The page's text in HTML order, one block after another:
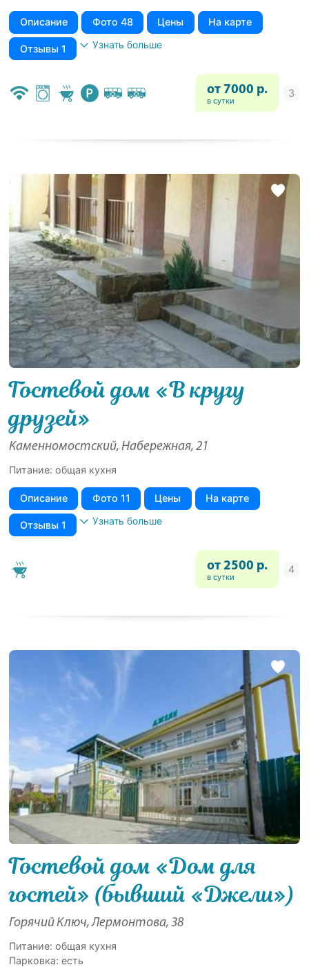
Описание Фото 48 Цены На карте
Отзывы 1 Узнать больше
от 7000 р.
в сутки
Гостевой дом «В кругу
друзей»
Каменномостский, Набережная, 21
Питание: общая кухня
Описание Фото 11 Цены На карте
Отзывы 1 Узнать больше
от 2500 р.
в сутки
Гостевой дом «Дом для
гостей» (бывший «Джели»)
Горячий Ключ, Лермонтова, 38
Питание: общая кухня
Парковка: есть